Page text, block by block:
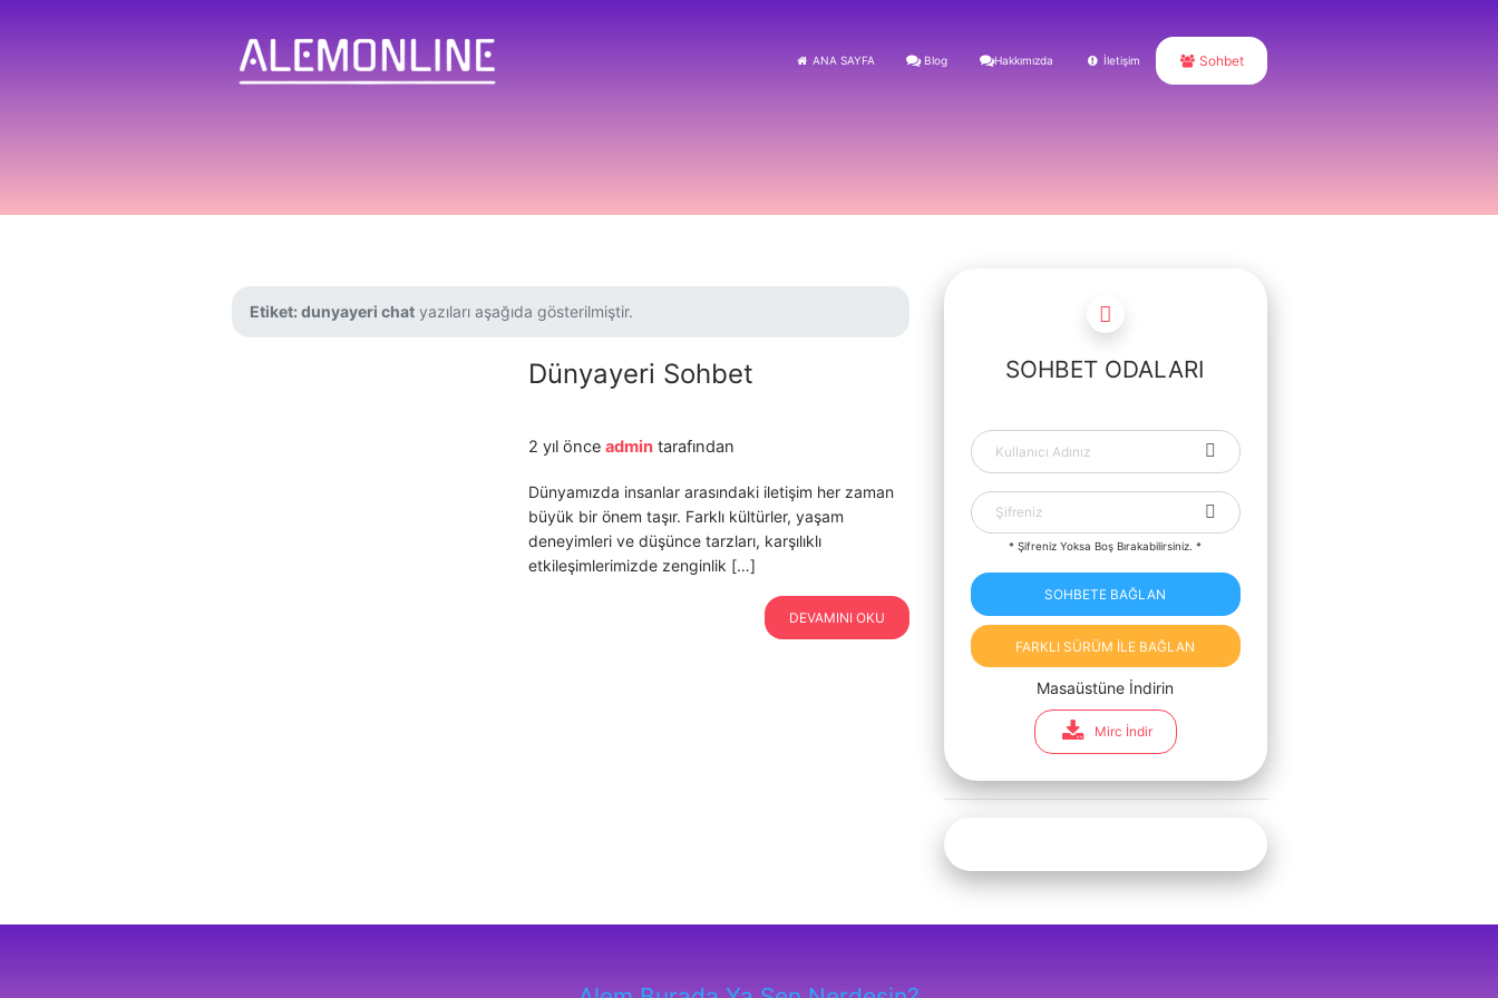
ANA SAYFA Blog Hakkımızda İletişim Sohbet
Etiket: dunyayeri chat yazıları aşağıda gösterilmiştir.
Dünyayeri Sohbet
2 yıl önce admintarafından
Dünyamızda insanlar arasındaki iletişim her zaman
büyük bir önem taşır. Farklı kültürler, yaşam
deneyimleri ve düşünce tarzları, karşılıklı
etkileşimlerimizde zenginlik […]
DEVAMINI OKU
SOHBET ODALARI
* Şifreniz Yoksa Boş Bırakabilirsiniz. *
SOHBETE BAĞLAN
FARKLI SÜRÜM İLE BAĞLAN
Masaüstüne İndirin
Mirc İndir